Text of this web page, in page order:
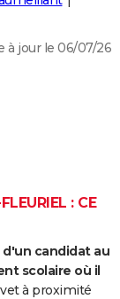
à jour le 06/07/26
: CE
candidat au
scolaire où il
à proximité